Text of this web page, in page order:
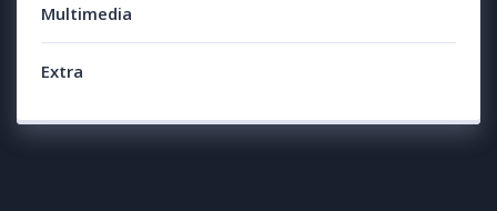
Multimedia
Extra